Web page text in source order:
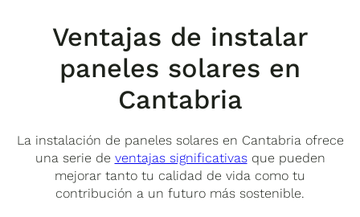
Ventajas de instalar
paneles solares en
Cantabria
La instalación de paneles solares en Cantabria ofrece
una serie de ventajas significativasque pueden
mejorar tanto tu calidad de vida como tu
contribución a un futuro más sostenible.